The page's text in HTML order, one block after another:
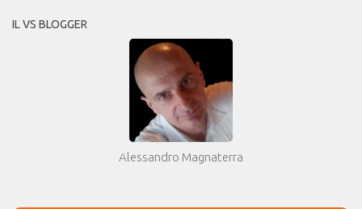
IL VS BLOGGER
Alessandro Magnaterra